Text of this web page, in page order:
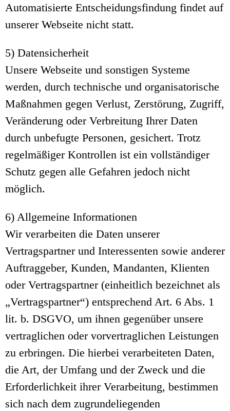
Automatisierte Entscheidungsfindung findet auf
unserer Webseite nicht statt.
5) Datensicherheit
Unsere Webseite und sonstigen Systeme
werden, durch technische und organisatorische
Maßnahmen gegen Verlust, Zerstörung, Zugriff,
Veränderung oder Verbreitung Ihrer Daten
durch unbefugte Personen, gesichert. Trotz
regelmäßiger Kontrollen ist ein vollständiger
Schutz gegen alle Gefahren jedoch nicht
möglich.
6) Allgemeine Informationen
Wir verarbeiten die Daten unserer
Vertragspartner und Interessenten sowie anderer
Auftraggeber, Kunden, Mandanten, Klienten
oder Vertragspartner (einheitlich bezeichnet als
„Vertragspartner“) entsprechend Art. 6 Abs. 1
lit. b. DSGVO, um ihnen gegenüber unsere
vertraglichen oder vorvertraglichen Leistungen
zu erbringen. Die hierbei verarbeiteten Daten,
die Art, der Umfang und der Zweck und die
Erforderlichkeit ihrer Verarbeitung, bestimmen
sich nach dem zugrundeliegenden